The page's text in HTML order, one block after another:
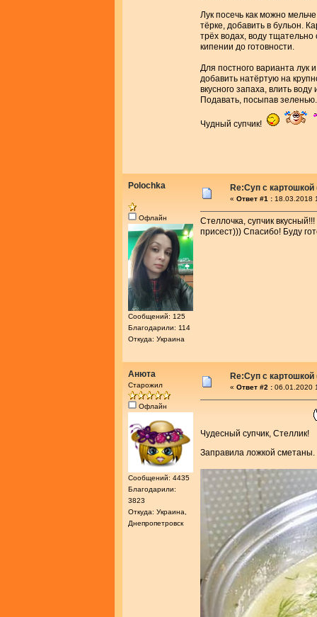
Лук посечь как можно
тёрке, добавить в бульон.
трёх водах, воду
кипении до готовности.
Для постного варианта лук
добавить натёртую на
вкусного запаха, влить
Подавать, посыпав зеленью.
Чудный супчик!
Polochka
Офлайн
Сообщений: 125
Благодарили: 114
Откуда: Украина
Re:Суп с
« Ответ #1 : 18.03.2018
Стеллочка, супчик
присест))) Спасибо! Буду
Анюта
Старожил
Офлайн
Сообщений: 4435
Благодарили:
3823
Откуда: Украина,
Днепропетровск
Re:Суп с
« Ответ #2 : 06.01.2020
Чудесный супчик, Стеллик!
Заправила ложкой сметаны.